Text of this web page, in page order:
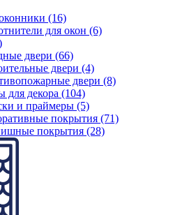
(16)
для окон (6)
двери (66)
двери (4)
двери (8)
для декора (104)
и праймеры (5)
покрытия (71)
покрытия (28)